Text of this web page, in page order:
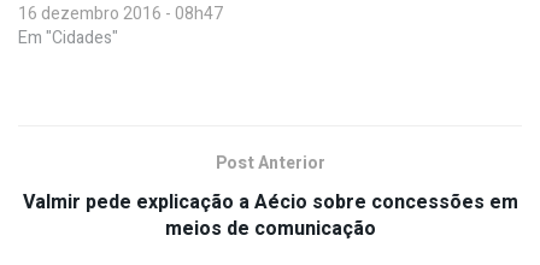
16 dezembro 2016 - 08h47
Em "Cidades"
Post Anterior
Valmir pede explicação a Aécio sobre concessões em
meios de comunicação